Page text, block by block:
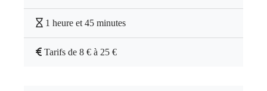
1 heure et 45 minutes
Tarifs de 8 € à 25 €